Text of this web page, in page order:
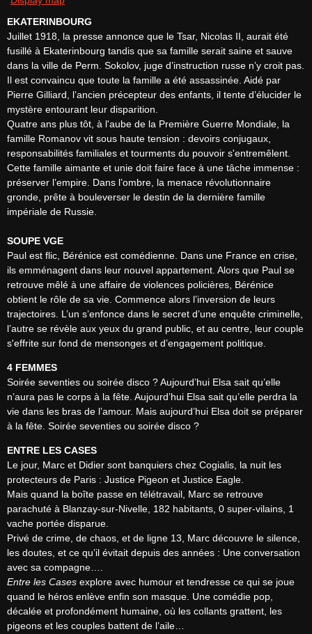
EKATERINBOURG
Juillet 1918, la presse annonce que le Tsar, Nicolas II, aurait été
fusillé à Ekaterinbourg tandis que sa famille serait saine et sauve
dans la ville de Perm. Sokolov, juge d’instruction russe n’y croit pas.
Il est convaincu que toute la famille a été assassinée. Aidé par
Pierre Gilliard, l’ancien précepteur des enfants, il tente d’élucider le
mystère entourant leur disparition.
Quatre ans plus tôt, à l'aube de la Première Guerre Mondiale, la
famille Romanov vit sous haute tension : devoirs conjugaux,
responsabilités familiales et tourments du pouvoir s'entremêlent.
Cette famille aimante et unie doit faire face à une tâche immense :
préserver l’empire. Dans l’ombre, la menace révolutionnaire
gronde, prête à bouleverser le destin de la dernière famille
impériale de Russie.
SOUPE VGE
Paul est flic, Bérénice est comédienne. Dans une France en crise,
ils emménagent dans leur nouvel appartement. Alors que Paul se
retrouve mêlé à une affaire de violences policières, Bérénice
obtient le rôle de sa vie. Commence alors l’inversion de leurs
trajectoires. L’un s’enfonce dans le secret d’une enquête criminelle,
l’autre se révèle aux yeux du grand public, et au centre, leur couple
s'effrite sur fond de mensonges et d’engagement politique.
4 FEMMES
Soirée seventies ou soirée disco ? Aujourd’hui Elsa sait qu’elle
n’aura pas le corps à la fête. Aujourd’hui Elsa sait qu’elle perdra la
vie dans les bras de l’amour. Mais aujourd’hui Elsa doit se préparer
à la fête. Soirée seventies ou soirée disco ?
ENTRE LES CASES
Le jour, Marc et Didier sont banquiers chez Cogialis, la nuit les
protecteurs de Paris : Justice Pigeon et Justice Eagle.
Mais quand la boîte passe en télétravail, Marc se retrouve
parachuté à Blanzay-sur-Nivelle, 182 habitants, 0 super-vilains, 1
vache portée disparue.
Privé de crime, de chaos, et de ligne 13, Marc découvre le silence,
les doutes, et ce qu’il évitait depuis des années : Une conversation
Entre les Cases explore avec humour et tendresse ce qui se joue
quand le héros enlève enfin son masque. Une comédie pop,
décalée et profondément humaine, où les collants grattent, les
pigeons et les couples battent de l’aile…